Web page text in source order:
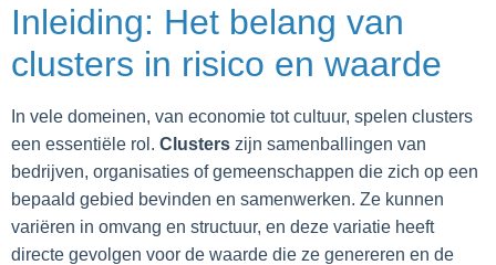
Inleiding: Het belang van
clusters in risico en waarde
In vele domeinen, van economie tot cultuur, spelen clusters
een essentiële rol. Clusters zijn samenballingen van
bedrijven, organisaties of gemeenschappen die zich op een
bepaald gebied bevinden en samenwerken. Ze kunnen
variëren in omvang en structuur, en deze variatie heeft
directe gevolgen voor de waarde die ze genereren en de